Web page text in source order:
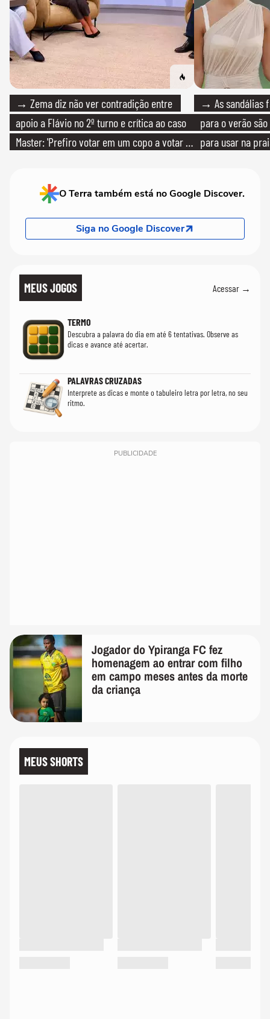
→ Zema diz não ver contradição entre
apoio a Flávio no 2º turno e crítica ao caso
Master: 'Prefiro votar em um copo a votar no
→ As sandálias
para o verão
para usar na
O Terra também está no Google Discover.
Siga no Google Discover
MEUS JOGOS Acessar →
TERMO
Descubra a palavra do dia em até 6 tentativas. Observe as
dicas e avance até acertar.
PALAVRAS CRUZADAS
Interprete as dicas e monte o tabuleiro letra por letra, no seu
ritmo.
PUBLICIDADE
Jogador do Ypiranga FC fez
homenagem ao entrar com filho
em campo meses antes da morte
da criança
MEUS SHORTS